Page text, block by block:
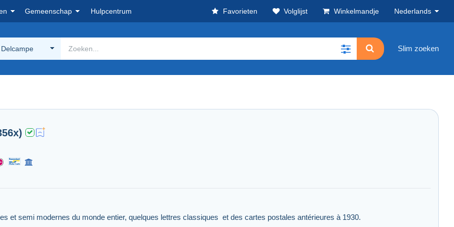
Gemeenschap Hulpcentrum Favorieten Volglijst Winkelmandje Nederlands
Slim zoeken
et semi modernes du monde entier, quelques lettres classiques et des cartes postales antérieures à 1930.